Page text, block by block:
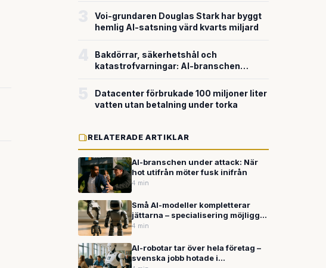
miljardvärderingen
Voi-grundaren Douglas Stark har byggt
hemlig AI-satsning värd kvarts miljard
Bakdörrar, säkerhetshål och
katastrofvarningar: AI-branschen
Datacenter förbrukade 100 miljoner liter
vatten utan betalning under torka
RELATERADE ARTIKLAR
AI-branschen under attack: När
hot utifrån möter fusk inifrån
4 min
Små AI-modeller kompletterar
jättarna – specialisering möjliggör
smartare arbetsfördelning
4 min
AI-robotar tar över hela företag –
svenska jobb hotade i